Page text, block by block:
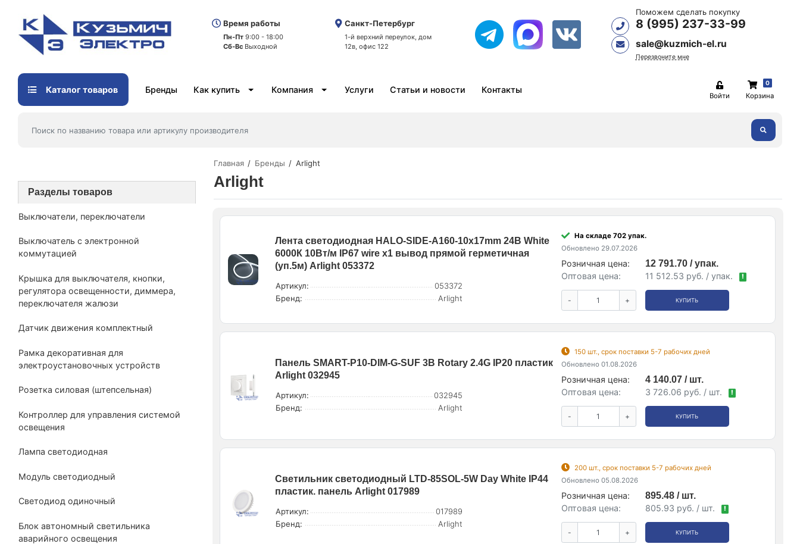
Время работы
Пн-Пт 9:00 - 18:00
Сб-Вс Выходной
Санкт-Петербург
1-й верхний переулок, дом
12в, офис 122
Поможем сделать покупку
8 (995) 237-33-99
sale@kuzmich-el.ru
Перезвоните мне
Каталог товаров Бренды Как купить Компания Услуги Статьи и новости Контакты
Войти
0
Корзина
Главная Бренды Arlight
Arlight
Лента светодиодная HALO-SIDE-A160-10x17mm 24В White
6000К 10Вт/м IP67 wire x1 вывод прямой герметичная
(уп.5м) Arlight 053372
Артикул:
053372
Бренд:
Arlight
На складе 702 упак.
Обновлено 29.07.2026
Розничная цена:
12 791.70 / упак.
Оптовая цена:
11 512.53 руб. / упак. !
- + КУПИТЬ
Панель SMART-P10-DIM-G-SUF 3В Rotary 2.4G IP20 пластик
Arlight 032945
Артикул:
032945
Бренд:
Arlight
150 шт., срок поставки 5-7 рабочих дней
Обновлено 01.08.2026
Розничная цена:
4 140.07 / шт.
Оптовая цена:
3 726.06 руб. / шт. !
- + КУПИТЬ
Светильник светодиодный LTD-85SOL-5W Day White IP44
пластик. панель Arlight 017989
Артикул:
017989
Бренд:
Arlight
200 шт., срок поставки 5-7 рабочих дней
Обновлено 05.08.2026
Розничная цена:
895.48 / шт.
Оптовая цена:
805.93 руб. / шт. !
- + КУПИТЬ
Разделы товаров
Выключатели, переключатели
Выключатель с электронной
коммутацией
Крышка для выключателя, кнопки,
регулятора освещенности, диммера,
переключателя жалюзи
Датчик движения комплектный
Рамка декоративная для
электроустановочных устройств
Розетка силовая (штепсельная)
Контроллер для управления системой
освещения
Лампа светодиодная
Модуль светодиодный
Светодиод одиночный
Блок автономный светильника
аварийного освещения